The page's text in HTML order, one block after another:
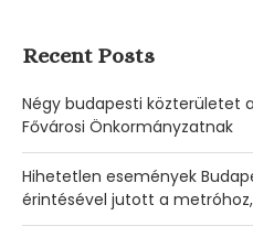
Recent Posts
Négy budapesti közterületet
Fővárosi Önkormányzatnak
Hihetetlen események
érintésével jutott a